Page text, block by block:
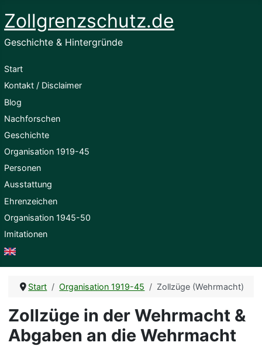
Zollgrenzschutz.de
Geschichte & Hintergründe
Start
Kontakt / Disclaimer
Blog
Nachforschen
Geschichte
Organisation 1919-45
Personen
Ausstattung
Ehrenzeichen
Organisation 1945-50
Imitationen
English
Start Organisation 1919-45 Zollzüge (Wehrmacht)
Zollzüge in der Wehrmacht &
Abgaben an die Wehrmacht